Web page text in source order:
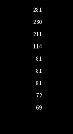
281
230
211
114
81
81
81
72
69